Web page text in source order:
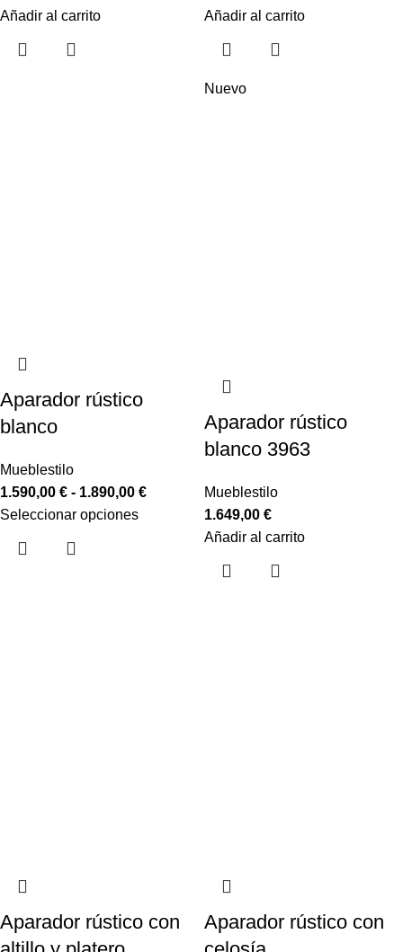
Añadir al carrito
Añadir al carrito
Aparador rústico
blanco
Mueblestilo
1.590,00 € - 1.890,00 €
Seleccionar opciones
Nuevo
Aparador rústico
blanco 3963
Mueblestilo
1.649,00 €
Añadir al carrito
Aparador rústico con
Aparador rústico con